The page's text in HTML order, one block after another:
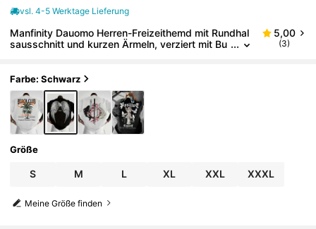
vsl. 4-5 Werktage Lieferung
Manfinity Dauomo Herren-Freizeithemd mit Rundhal
sausschnitt und kurzen Ärmeln, verziert mit Bu
5,00
(3)
Farbe: Schwarz
Größe
S M L XL XXL XXXL
Meine Größe finden